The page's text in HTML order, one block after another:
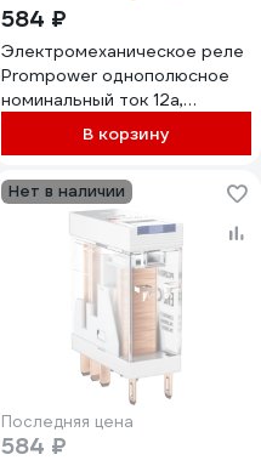
584 ₽
Электромеханическое реле
Prompower однополюсное
номинальный ток 12а,
управление 12vdc, pg2r1-s
dc12 PG2R1SDC12
В корзину
Нет в наличии
Последняя цена
584 ₽